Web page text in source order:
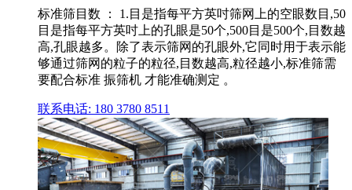
标准筛目数 ： 1.目是指每平方英吋筛网上的空眼数目,50
目是指每平方英吋上的孔眼是50个,500目是500个,目数越
高,孔眼越多。除了表示筛网的孔眼外,它同时用于表示能
够通过筛网的粒子的粒径,目数越高,粒径越小,标准筛需
要配合标准 振筛机 才能准确测定 。
联系电话: 180 3780 8511